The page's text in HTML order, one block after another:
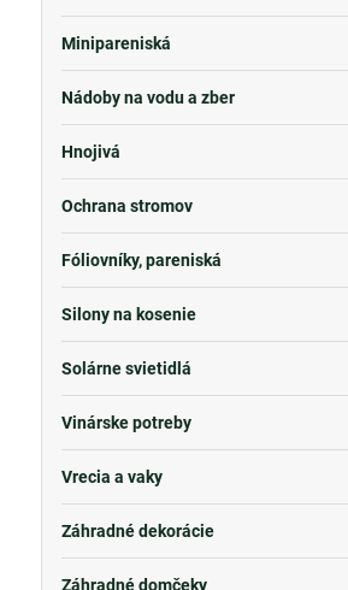
Minipareniská
Nádoby na vodu a zber
Hnojivá
Ochrana stromov
Fóliovníky, pareniská
Silony na kosenie
Solárne svietidlá
Vinárske potreby
Vrecia a vaky
Záhradné dekorácie
Záhradné domčeky